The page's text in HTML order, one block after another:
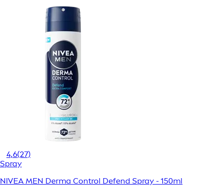
4,6(27)
Spray
NIVEA MEN Derma Control Defend Spray - 150ml